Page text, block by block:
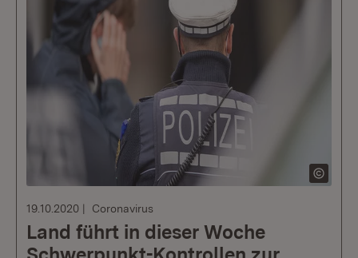
19.10.2020 Coronavirus
Land führt in dieser Woche